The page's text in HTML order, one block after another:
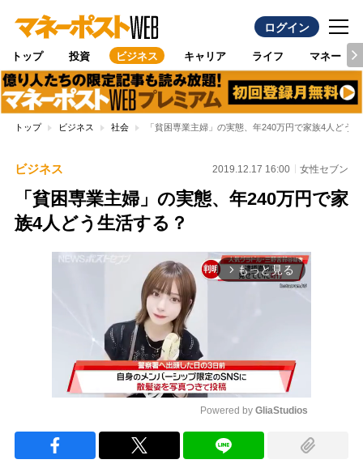
ログイン
トップ 投資 ビジネス キャリア ライフ マネー
トップ ビジネス 社会 「貧困専業主婦」の実態、年240万円で家族4人どう
ビジネス 2019.12.17 16:00 女性セブン
「貧困専業主婦」の実態、年240万円で家
族4人どう生活する？
arrow_forward_ios もっと見る
Powered by GliaStudios